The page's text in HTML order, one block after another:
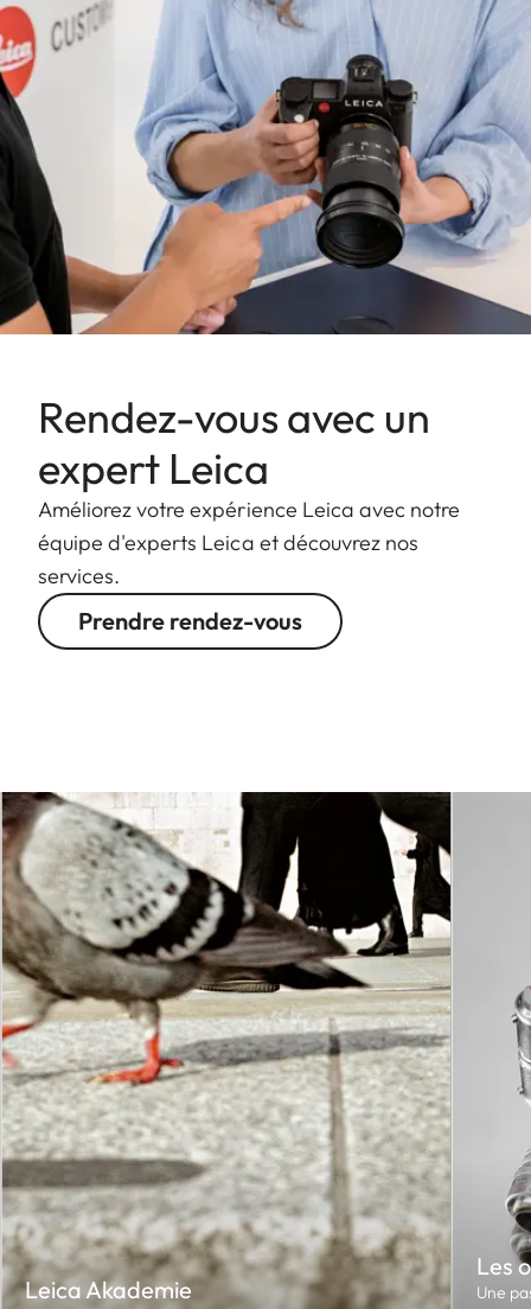
Rendez-vous avec un
expert Leica
Améliorez votre expérience Leica avec notre
équipe d'experts Leica et découvrez nos
services.
Prendre rendez-vous
Leica Akademie
Les
Une